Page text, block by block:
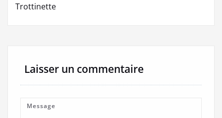
Trottinette
Laisser un commentaire